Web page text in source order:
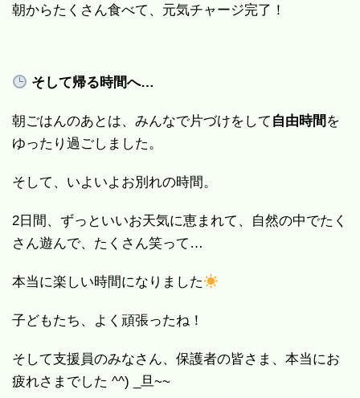
朝からたくさん食べて、元気チャージ完了！
そして帰る時間へ…
朝ごはんのあとは、みんなで片づけをして 自由時間 を
ゆったり過ごしました。
そして、いよいよお別れの時間。
2日間、ずっといいお天気に恵まれて、自然の中でたく
さん遊んで、たくさん笑って…
本当に楽しい時間になりました
子どもたち、よく頑張ったね！
そして支援員のみなさん、保護者の皆さま、本当にお
疲れさまでした ^^) _旦~~